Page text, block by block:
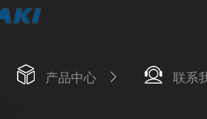
产品中心 联系